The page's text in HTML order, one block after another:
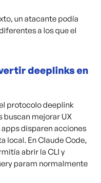
un atacante podía
a los que el
deeplinks en
protocolo deeplink
buscan mejorar UX
disparen acciones
local. En Claude Code,
abrir la CLI y
param normalmente